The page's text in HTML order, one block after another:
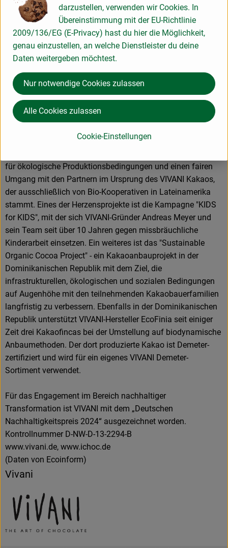
eigene Projekte für besonders fairen und biodynamisch-
angebauten Bio-Kakao in der Dominikanischen Republik,
Heimat der weltbesten Edelkakaosorten.
Produktionspartner ist die renommierte Schokoladenfabrik
Weinrich im ostwestfälischen Herford, ein
Familienunternehmen in vierter Generation und eine der
ältesten Schokoladenfabriken Deutschlands. Hier werden die
VIVANI-Schokoladen mit viel Know-how und Liebe zum
für ökologische Produktionsbedingungen und einen fairen
Umgang mit den Partnern im Ursprung des VIVANI Kakaos,
der ausschließlich von Bio-Kooperativen in Lateinamerika
stammt. Eines der Herzensprojekte ist die Kampagne "KIDS
for KIDS", mit der sich VIVANI-Gründer Andreas Meyer und
sein Team seit über 10 Jahren gegen missbräuchliche
Kinderarbeit einsetzen. Ein weiteres ist das "Sustainable
Organic Cocoa Project" - ein Kakaoanbauprojekt in der
Dominikanischen Republik mit dem Ziel, die
infrastrukturellen, ökologischen und sozialen Bedingungen
auf Augenhöhe mit den teilnehmenden Kakaobauerfamilien
langfristig zu verbessern. Ebenfalls in der Dominikanischen
Republik unterstützt VIVANI-Hersteller EcoFinia seit einiger
Zeit drei Kakaofincas bei der Umstellung auf biodynamische
Anbaumethoden. Der dort produzierte Kakao ist Demeter-
zertifiziert und wird für ein eigenes VIVANI Demeter-
Sortiment verwendet.
Für das Engagement im Bereich nachhaltiger
Transformation ist VIVANI mit dem „Deutschen
Nachhaltigkeitspreis 2024“ ausgezeichnet worden.
Kontrollnummer D-NW-D-13-2294-B
www.vivani.de, www.ichoc.de
(Daten von Ecoinform)
Vivani
darzustellen, verwenden wir Cookies. In
Übereinstimmung mit der EU-Richtlinie
2009/136/EG (E-Privacy) hast du hier die Möglichkeit,
genau einzustellen, an welche Dienstleister du deine
Daten weitergeben möchtest.
Cookie-Einstellungen
Nur notwendige Cookies zulassen
Alle Cookies zulassen